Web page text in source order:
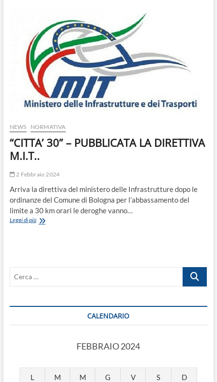
NEWS NORMATIVA
“CITTA’ 30” – PUBBLICATA LA DIRETTIVA
M.I.T..
2 Febbraio 2024
Arriva la direttiva del ministero delle Infrastrutture dopo le
ordinanze del Comune di Bologna per l’abbassamento del
limite a 30 km orari le deroghe vanno…
Leggi di più“CITTA’
Cerca
CALENDARIO
FEBBRAIO 2024
L M M G V S D